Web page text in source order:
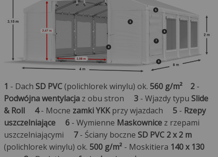
1 - Dach SD PVC(polichlorek winylu) ok. 560 g/m² 2-
Podwójna wentylacjaz obu stron 3- Wjazdy typu Slide
& Roll
4- Mocne zamki YKKprzy wjazdach 5- Rzepy
uszczelniające
6- Wymienne Maskownicez rzepami
uszczelniającymi 7- Ściany boczne SD PVC 2 x 2 m
(polichlorek winylu) ok. 500 g/m²- Moskitiera 140 x 130